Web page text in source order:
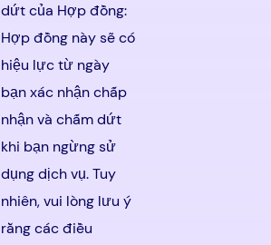
dứt của Hợp đồng:
Hợp đồng này sẽ có
hiệu lực từ ngày
bạn xác nhận chấp
nhận và chấm dứt
khi bạn ngừng sử
dụng dịch vụ. Tuy
nhiên, vui lòng lưu ý
rằng các điều